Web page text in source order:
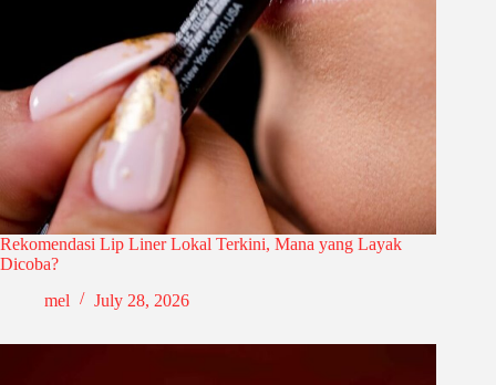
Rekomendasi Lip Liner Lokal Terkini, Mana yang Layak
Dicoba?
mel
July 28, 2026